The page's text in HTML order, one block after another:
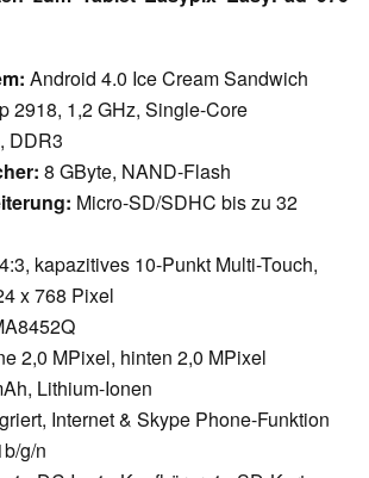
Android 4.0 Ice Cream Sandwich
2918, 1,2 GHz, Single-Core
DDR3
8 GByte, NAND-Flash
Micro-SD/SDHC bis zu 32
kapazitives 10-Punkt Multi-Touch,
x 768 Pixel
2,0 MPixel, hinten 2,0 MPixel
Lithium-Ionen
Internet & Skype Phone-Funktion
g/n